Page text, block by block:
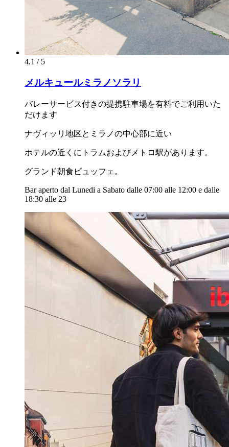
4.1 / 5
メルキュールミラノソラリ
バレーサービス付きの提携駐車場を有料でご利用いた
だけます
ナヴィッリ地区とミラノの中心部に近い
ホテルの近くにトラムおよびメトロ駅があります。
グランド朝食ビュッフェ。
Bar aperto dal Lunedi a Sabato dalle 07:00 alle 12:00 e dalle
18:30 alle 23